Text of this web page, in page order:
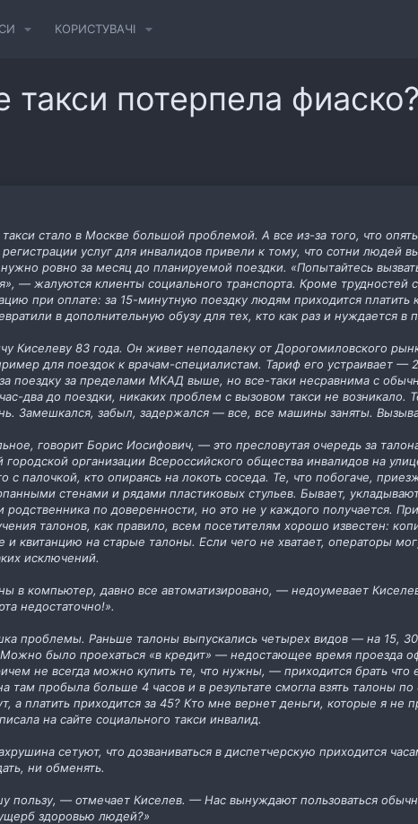
КОРИСТУВАЧІ
потерпела фиаско?
стало в Москве большой проблемой. А все из-за того, что
услуг для инвалидов привели к тому, что сотни людей
ровно за месяц до планируемой поездки. «Попытайтесь
— жалуются клиенты социального транспорта. Кроме трудностей
при оплате: за 15-минутную поездку людям приходится платить
в дополнительную обузу для тех, кто как раз и нуждается в
Киселеву 83 года. Он живет неподалеку от Дорогомиловского
для поездок к врачам-специалистам. Тариф его устраивает —
поездку за пределами МКАД выше, но все-таки несравнима с
два до поездки, никаких проблем с вызовом такси не возникало.
Замешкался, забыл, задержался — все, все машины заняты.
говорит Борис Иосифович, — это пресловутая очередь за
организации Всероссийского общества инвалидов на
с палочкой, кто опираясь на локоть соседа. Те, что побогаче,
стенами и рядами пластиковых стульев. Бывает,
родственника по доверенности, но это не у каждого получается.
талонов, как правило, всем посетителям хорошо известен:
квитанцию на старые талоны. Если чего не хватает, операторы
исключений.
в компьютер, давно все автоматизировано, — недоумевает
недостаточно!».
проблемы. Раньше талоны выпускались четырех видов — на 15,
было проехаться «в кредит» — недостающее время проезда
не всегда можно купить те, что нужны, — приходится брать что
там пробыла больше 4 часов и в результате смогла взять талоны
а платить приходится за 45? Кто мне вернет деньги, которые я не
на сайте социального такси инвалид.
сетуют, что дозваниваться в диспетчерскую приходится
ни обменять.
пользу, — отмечает Киселев. — Нас вынуждают пользоваться
здоровью людей?»